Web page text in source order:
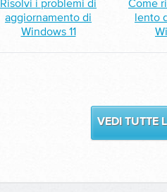
Risolvi i problemi di
aggiornamento di
Windows 11
Come
lento
VEDI TUTTE